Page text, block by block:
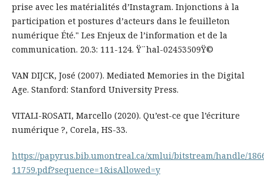
prise avec les matérialités d’Instagram. Injonctions à la
participation et postures d’acteurs dans le feuilleton
numérique Été." Les Enjeux de l’information et de la
communication. 20.3: 111-124. Ÿ¨hal-02453509Ÿ©
VAN DIJCK, José (2007). Mediated Memories in the Digital
Age. Stanford: Stanford University Press.
VITALI-ROSATI, Marcello (2020). Qu’est-ce que l’écriture
numérique ?, Corela, HS-33.
https://papyrus.bib.umontreal.ca/xmlui/bitstream/handle/
11759.pdf?sequence=1&isAllowed=y